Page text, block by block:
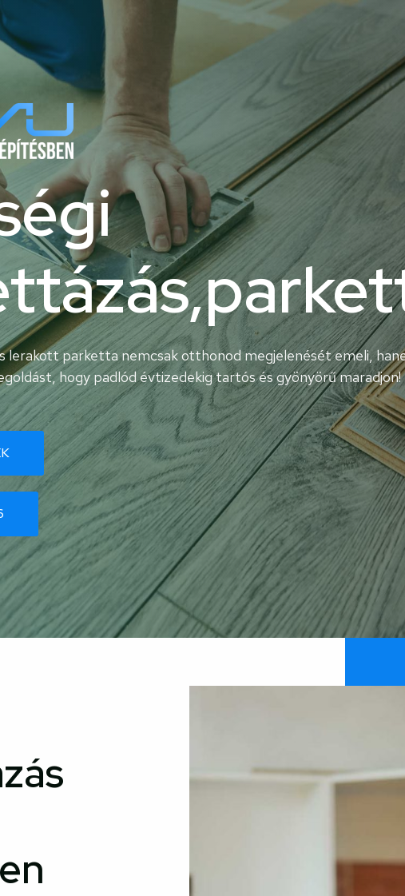
lerakott parketta nemcsak otthonod megjelenését emeli,
hogy padlód évtizedekig tartós és gyönyörű maradjon!